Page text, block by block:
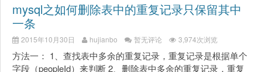
mysql之如何删除表中的重复记录只保留其中
一条
2015年10月30日 hujianbo 暂无评论 3,974次浏览
方法一： 1、查找表中多余的重复记录，重复记录是根据单个
字段（peopleId）来判断 2、删除表中多余的重复记录，重复